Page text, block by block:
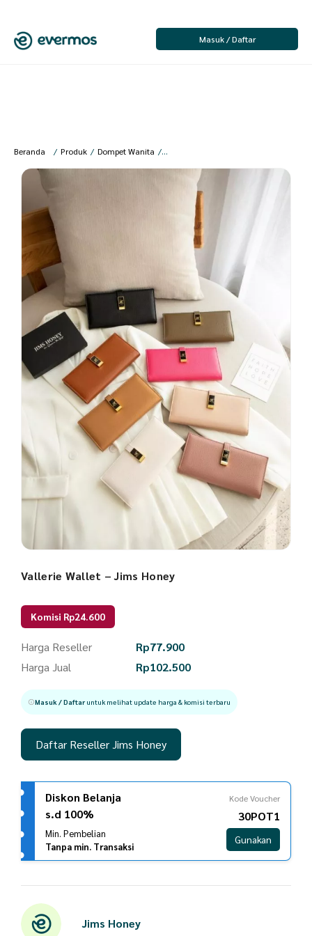
Masuk / Daftar
Beranda / Produk / Dompet Wanita / Vallerie Wallet – Jims Honey
Vallerie Wallet – Jims Honey
Komisi Rp24.600
Harga Reseller Rp77.900
Harga Jual
Rp102.500
Masuk / Daftaruntuk melihat update harga & komisi terbaru
Daftar Reseller Jims Honey
Diskon Belanja
s.d 100%
Min. Pembelian
Tanpa min. Transaksi
Kode Voucher
30POT1
Gunakan
Jims Honey